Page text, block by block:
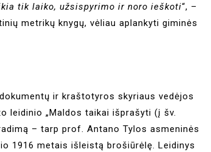
tik laiko, užsispyrimo ir noro ieškoti“, –
metrikų knygų, vėliau aplankyti giminės
ir kraštotyros skyriaus vedėjos
leidinio „Maldos taikai išprašyti (į šv.
– tarp prof. Antano Tylos asmeninės
1916 metais išleistą brošiūrėlę. Leidinys